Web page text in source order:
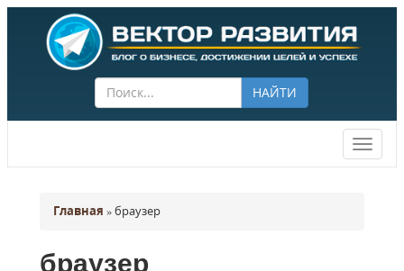
НАЙТИ
Вектор
Главная »браузер
браузер